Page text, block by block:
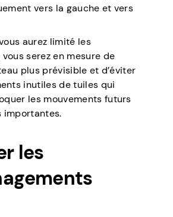
vers la gauche et vers
aurez limité les
serez en mesure de
plus prévisible et d’éviter
inutiles de tuiles qui
les mouvements futurs
importantes.
les